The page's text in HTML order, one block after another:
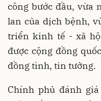
công bước đầu, vừa
lan của dịch bệnh,
triển kinh tế - xã
được cộng đồng
đồng tình, tin tưởng.
Chính phủ đánh